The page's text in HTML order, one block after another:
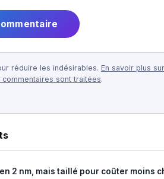
réduire les indésirables. En savoir plus
sont traitées.
2 nm, mais taillé pour coûter moins